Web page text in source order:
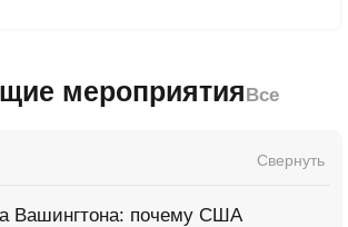
мероприятияВсе
Свернуть
Вашингтона: почему США